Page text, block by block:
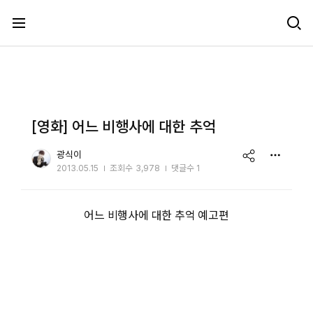
[영화] 어느 비행사에 대한 추억
광식이
2013.05.15 조회수 3,978 댓글수 1
share
어느 비행사에 대한 추억 예고편